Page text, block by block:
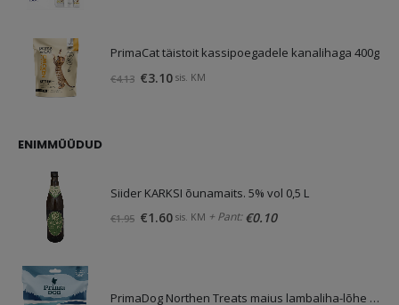
PrimaCat täistoit kassipoegadele kanalihaga 400g
€4.13 Original
€3.10Current
sis. KM
ENIMMÜÜDUD
Siider KARKSI õunamaits. 5% vol 0,5 L
€1.95 Original
€1.60Current
sis. KM + Pant:€0.10
PrimaDog Northen Treats maius lambaliha-lõhe 80g